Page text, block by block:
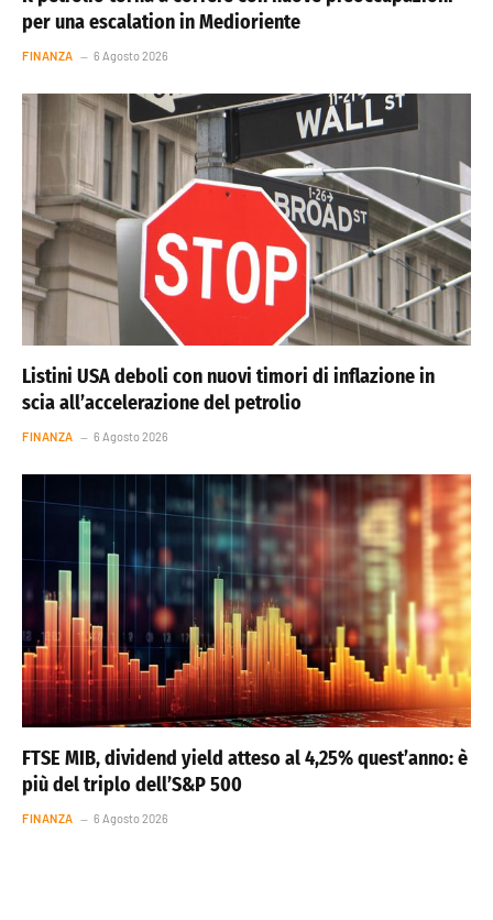
per una escalation in Medioriente
FINANZA 6 Agosto 2026
Listini USA deboli con nuovi timori di inflazione in
scia all’accelerazione del petrolio
FINANZA 6 Agosto 2026
FTSE MIB, dividend yield atteso al 4,25% quest’anno: è
più del triplo dell’S&P 500
FINANZA 6 Agosto 2026